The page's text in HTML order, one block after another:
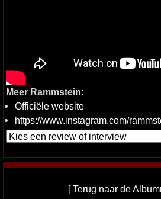
Meer Rammstein:
Officiële website
https://www.instagram.com/
[Terug naar de